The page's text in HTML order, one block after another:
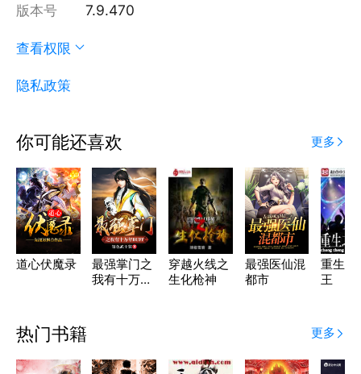
版本号 7.9.470
查看权限
隐私政策
你可能还喜欢 更多
道心伏魔录
最强掌门之
我有十万年
穿越火线之
生化枪神
最强医仙混
都市
重生之
王
热门书籍 更多